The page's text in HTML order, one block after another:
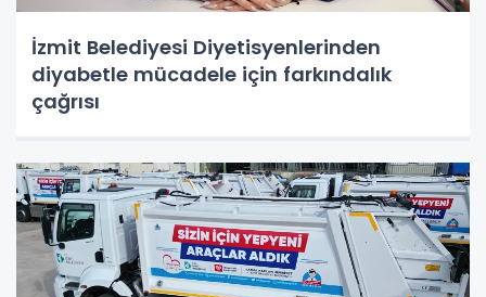
İzmit Belediyesi Diyetisyenlerinden
diyabetle mücadele için farkındalık
çağrısı